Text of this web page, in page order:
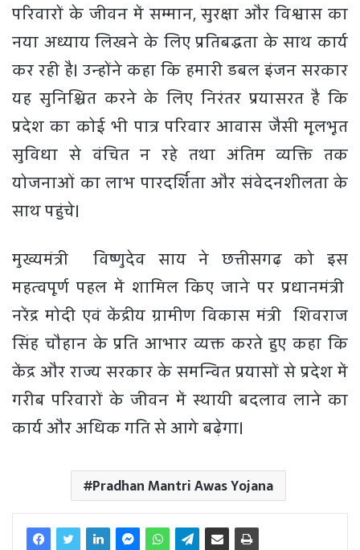
परिवारों के जीवन में सम्मान, सुरक्षा और विश्वास का
नया अध्याय लिखने के लिए प्रतिबद्धता के साथ कार्य
कर रही है। उन्होंने कहा कि हमारी डबल इंजन सरकार
यह सुनिश्चित करने के लिए निरंतर प्रयासरत है कि
प्रदेश का कोई भी पात्र परिवार आवास जैसी मूलभूत
सुविधा से वंचित न रहे तथा अंतिम व्यक्ति तक
योजनाओं का लाभ पारदर्शिता और संवेदनशीलता के
साथ पहुंचे।
मुख्यमंत्री विष्णुदेव साय ने छत्तीसगढ़ को इस
महत्वपूर्ण पहल में शामिल किए जाने पर प्रधानमंत्री
नरेंद्र मोदी एवं केंद्रीय ग्रामीण विकास मंत्री शिवराज
सिंह चौहान के प्रति आभार व्यक्त करते हुए कहा कि
केंद्र और राज्य सरकार के समन्वित प्रयासों से प्रदेश में
गरीब परिवारों के जीवन में स्थायी बदलाव लाने का
कार्य और अधिक गति से आगे बढ़ेगा।
Pradhan Mantri Awas Yojana